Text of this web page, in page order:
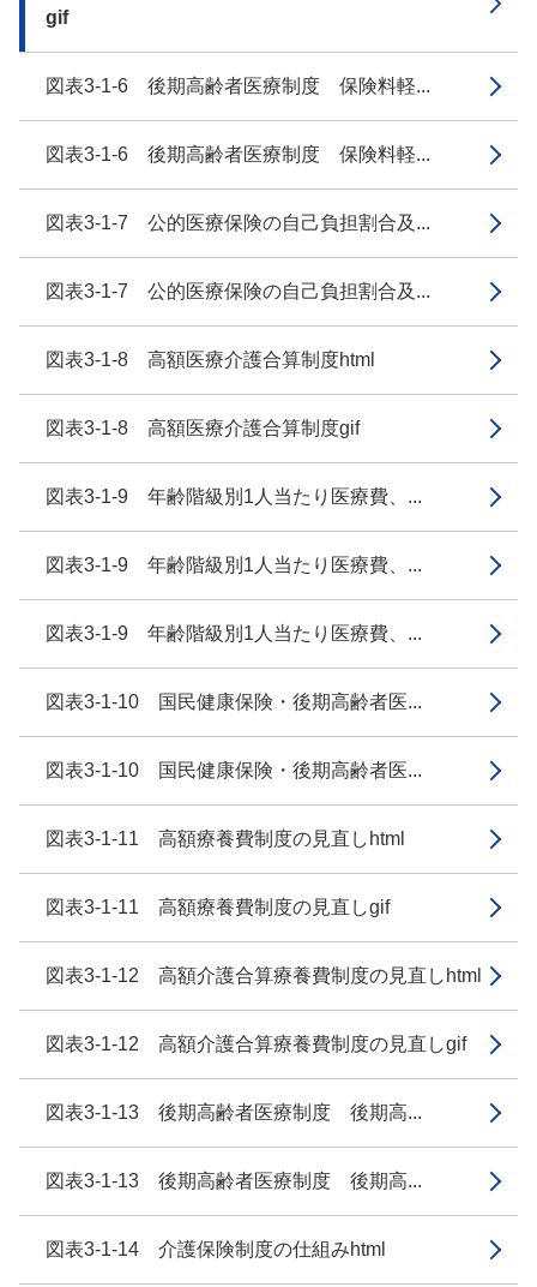
gif
図表3-1-6 後期高齢者医療制度 保険料軽...
図表3-1-6 後期高齢者医療制度 保険料軽...
図表3-1-7 公的医療保険の自己負担割合及...
図表3-1-7 公的医療保険の自己負担割合及...
図表3-1-8 高額医療介護合算制度html
図表3-1-8 高額医療介護合算制度gif
図表3-1-9 年齢階級別1人当たり医療費、...
図表3-1-9 年齢階級別1人当たり医療費、...
図表3-1-9 年齢階級別1人当たり医療費、...
図表3-1-10 国民健康保険・後期高齢者医...
図表3-1-10 国民健康保険・後期高齢者医...
図表3-1-11 高額療養費制度の見直しhtml
図表3-1-11 高額療養費制度の見直しgif
図表3-1-12 高額介護合算療養費制度の見直しhtml
図表3-1-12 高額介護合算療養費制度の見直しgif
図表3-1-13 後期高齢者医療制度 後期高...
図表3-1-13 後期高齢者医療制度 後期高...
図表3-1-14 介護保険制度の仕組みhtml